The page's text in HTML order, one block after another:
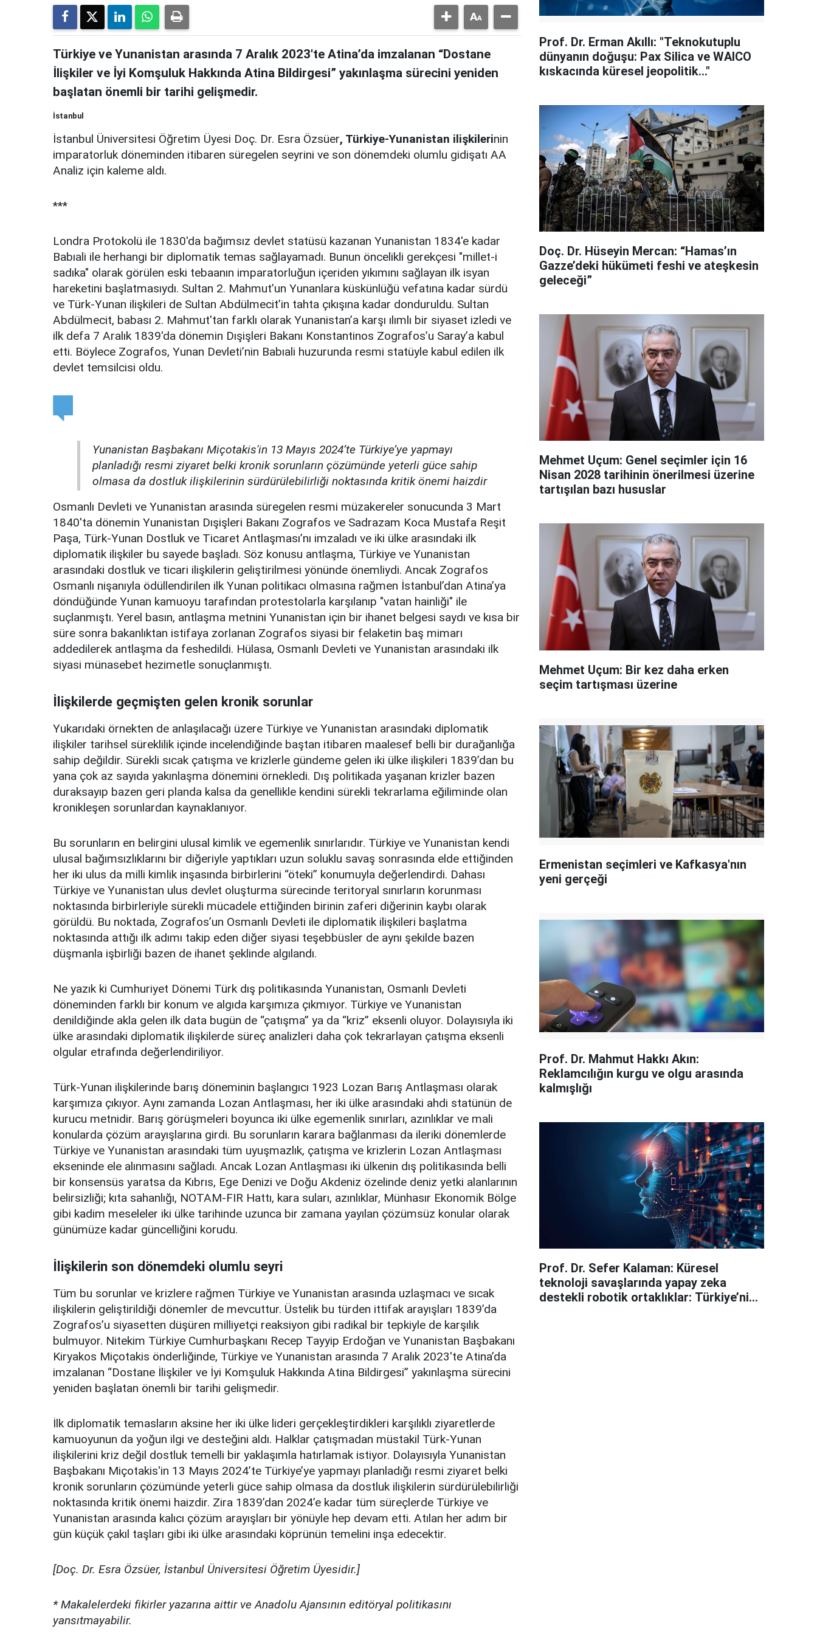
Türkiye ve Yunanistan arasında 7 Aralık 2023'te Atina’da imzalanan “Dostane
İlişkiler ve İyi Komşuluk Hakkında Atina Bildirgesi” yakınlaşma sürecini yeniden
başlatan önemli bir tarihi gelişmedir.
İstanbul
İstanbul Üniversitesi Öğretim Üyesi Doç. Dr. Esra Özsüer, Türkiye-Yunanistan ilişkilerinin
imparatorluk döneminden itibaren süregelen seyrini ve son dönemdeki olumlu gidişatı AA
Analiz için kaleme aldı.
***
Londra Protokolü ile 1830'da bağımsız devlet statüsü kazanan Yunanistan 1834'e kadar
Babıali ile herhangi bir diplomatik temas sağlayamadı. Bunun öncelikli gerekçesi "millet-i
sadıka" olarak görülen eski tebaanın imparatorluğun içeriden yıkımını sağlayan ilk isyan
hareketini başlatmasıydı. Sultan 2. Mahmut’un Yunanlara küskünlüğü vefatına kadar sürdü
ve Türk-Yunan ilişkileri de Sultan Abdülmecit’in tahta çıkışına kadar donduruldu. Sultan
Abdülmecit, babası 2. Mahmut'tan farklı olarak Yunanistan’a karşı ılımlı bir siyaset izledi ve
ilk defa 7 Aralık 1839'da dönemin Dışişleri Bakanı Konstantinos Zografos’u Saray’a kabul
etti. Böylece Zografos, Yunan Devleti’nin Babıali huzurunda resmi statüyle kabul edilen ilk
devlet temsilcisi oldu.
Yunanistan Başbakanı Miçotakis'in 13 Mayıs 2024’te Türkiye’ye yapmayı
planladığı resmi ziyaret belki kronik sorunların çözümünde yeterli güce sahip
olmasa da dostluk ilişkilerinin sürdürülebilirliği noktasında kritik önemi haizdir
Osmanlı Devleti ve Yunanistan arasında süregelen resmi müzakereler sonucunda 3 Mart
1840'ta dönemin Yunanistan Dışişleri Bakanı Zografos ve Sadrazam Koca Mustafa Reşit
Paşa, Türk-Yunan Dostluk ve Ticaret Antlaşması’nı imzaladı ve iki ülke arasındaki ilk
diplomatik ilişkiler bu sayede başladı. Söz konusu antlaşma, Türkiye ve Yunanistan
arasındaki dostluk ve ticari ilişkilerin geliştirilmesi yönünde önemliydi. Ancak Zografos
Osmanlı nişanıyla ödüllendirilen ilk Yunan politikacı olmasına rağmen İstanbul’dan Atina’ya
döndüğünde Yunan kamuoyu tarafından protestolarla karşılanıp "vatan hainliği" ile
suçlanmıştı. Yerel basın, antlaşma metnini Yunanistan için bir ihanet belgesi saydı ve kısa bir
süre sonra bakanlıktan istifaya zorlanan Zografos siyasi bir felaketin baş mimarı
addedilerek antlaşma da feshedildi. Hülasa, Osmanlı Devleti ve Yunanistan arasındaki ilk
siyasi münasebet hezimetle sonuçlanmıştı.
İlişkilerde geçmişten gelen kronik sorunlar
Yukarıdaki örnekten de anlaşılacağı üzere Türkiye ve Yunanistan arasındaki diplomatik
ilişkiler tarihsel süreklilik içinde incelendiğinde baştan itibaren maalesef belli bir durağanlığa
sahip değildir. Sürekli sıcak çatışma ve krizlerle gündeme gelen iki ülke ilişkileri 1839’dan bu
yana çok az sayıda yakınlaşma dönemini örnekledi. Dış politikada yaşanan krizler bazen
duraksayıp bazen geri planda kalsa da genellikle kendini sürekli tekrarlama eğiliminde olan
kronikleşen sorunlardan kaynaklanıyor.
Bu sorunların en belirgini ulusal kimlik ve egemenlik sınırlarıdır. Türkiye ve Yunanistan kendi
ulusal bağımsızlıklarını bir diğeriyle yaptıkları uzun soluklu savaş sonrasında elde ettiğinden
her iki ulus da milli kimlik inşasında birbirlerini “öteki” konumuyla değerlendirdi. Dahası
Türkiye ve Yunanistan ulus devlet oluşturma sürecinde teritoryal sınırların korunması
noktasında birbirleriyle sürekli mücadele ettiğinden birinin zaferi diğerinin kaybı olarak
görüldü. Bu noktada, Zografos’un Osmanlı Devleti ile diplomatik ilişkileri başlatma
noktasında attığı ilk adımı takip eden diğer siyasi teşebbüsler de aynı şekilde bazen
düşmanla işbirliği bazen de ihanet şeklinde algılandı.
Ne yazık ki Cumhuriyet Dönemi Türk dış politikasında Yunanistan, Osmanlı Devleti
döneminden farklı bir konum ve algıda karşımıza çıkmıyor. Türkiye ve Yunanistan
denildiğinde akla gelen ilk data bugün de “çatışma” ya da “kriz” eksenli oluyor. Dolayısıyla iki
ülke arasındaki diplomatik ilişkilerde süreç analizleri daha çok tekrarlayan çatışma eksenli
olgular etrafında değerlendiriliyor.
Türk-Yunan ilişkilerinde barış döneminin başlangıcı 1923 Lozan Barış Antlaşması olarak
karşımıza çıkıyor. Aynı zamanda Lozan Antlaşması, her iki ülke arasındaki ahdi statünün de
kurucu metnidir. Barış görüşmeleri boyunca iki ülke egemenlik sınırları, azınlıklar ve mali
konularda çözüm arayışlarına girdi. Bu sorunların karara bağlanması da ileriki dönemlerde
Türkiye ve Yunanistan arasındaki tüm uyuşmazlık, çatışma ve krizlerin Lozan Antlaşması
ekseninde ele alınmasını sağladı. Ancak Lozan Antlaşması iki ülkenin dış politikasında belli
bir konsensüs yaratsa da Kıbrıs, Ege Denizi ve Doğu Akdeniz özelinde deniz yetki alanlarının
belirsizliği; kıta sahanlığı, NOTAM-FIR Hattı, kara suları, azınlıklar, Münhasır Ekonomik Bölge
gibi kadim meseleler iki ülke tarihinde uzunca bir zamana yayılan çözümsüz konular olarak
günümüze kadar güncelliğini korudu.
İlişkilerin son dönemdeki olumlu seyri
Tüm bu sorunlar ve krizlere rağmen Türkiye ve Yunanistan arasında uzlaşmacı ve sıcak
ilişkilerin geliştirildiği dönemler de mevcuttur. Üstelik bu türden ittifak arayışları 1839’da
Zografos’u siyasetten düşüren milliyetçi reaksiyon gibi radikal bir tepkiyle de karşılık
bulmuyor. Nitekim Türkiye Cumhurbaşkanı Recep Tayyip Erdoğan ve Yunanistan Başbakanı
Kiryakos Miçotakis önderliğinde, Türkiye ve Yunanistan arasında 7 Aralık 2023'te Atina’da
imzalanan “Dostane İlişkiler ve İyi Komşuluk Hakkında Atina Bildirgesi” yakınlaşma sürecini
yeniden başlatan önemli bir tarihi gelişmedir.
İlk diplomatik temasların aksine her iki ülke lideri gerçekleştirdikleri karşılıklı ziyaretlerde
kamuoyunun da yoğun ilgi ve desteğini aldı. Halklar çatışmadan müstakil Türk-Yunan
ilişkilerini kriz değil dostluk temelli bir yaklaşımla hatırlamak istiyor. Dolayısıyla Yunanistan
Başbakanı Miçotakis'in 13 Mayıs 2024’te Türkiye’ye yapmayı planladığı resmi ziyaret belki
kronik sorunların çözümünde yeterli güce sahip olmasa da dostluk ilişkilerin sürdürülebilirliği
noktasında kritik önemi haizdir. Zira 1839’dan 2024’e kadar tüm süreçlerde Türkiye ve
Yunanistan arasında kalıcı çözüm arayışları bir yönüyle hep devam etti. Atılan her adım bir
gün küçük çakıl taşları gibi iki ülke arasındaki köprünün temelini inşa edecektir.
[Doç. Dr. Esra Özsüer, İstanbul Üniversitesi Öğretim Üyesidir.]
* Makalelerdeki fikirler yazarına aittir ve Anadolu Ajansının editöryal politikasını
yansıtmayabilir.
Prof. Dr. Erman Akıllı: "Teknokutuplu
dünyanın doğuşu: Pax Silica ve WAICO
kıskacında küresel jeopolitik..."
Doç. Dr. Hüseyin Mercan: “Hamas’ın
Gazze’deki hükümeti feshi ve ateşkesin
geleceği”
Mehmet Uçum: Genel seçimler için 16
Nisan 2028 tarihinin önerilmesi üzerine
tartışılan bazı hususlar
Mehmet Uçum: Bir kez daha erken
seçim tartışması üzerine
Ermenistan seçimleri ve Kafkasya'nın
yeni gerçeği
Prof. Dr. Mahmut Hakkı Akın:
Reklamcılığın kurgu ve olgu arasında
kalmışlığı
Prof. Dr. Sefer Kalaman: Küresel
teknoloji savaşlarında yapay zeka
destekli robotik ortaklıklar: Türkiye’nin